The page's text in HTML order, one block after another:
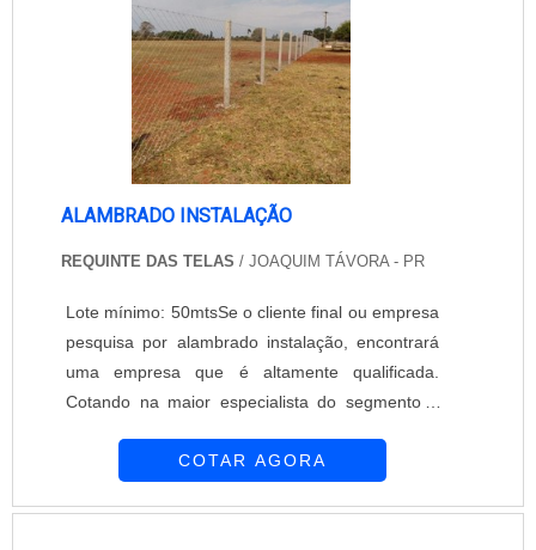
Tradição e confiabil....
ALAMBRADO INSTALAÇÃO
REQUINTE DAS TELAS / JOAQUIM TÁVORA - PR
Lote mínimo: 50mtsSe o cliente final ou empresa
pesquisa por alambrado instalação, encontrará
uma empresa que é altamente qualificada.
Cotando na maior especialista do segmento e
área de atuação.É importante lembrar que o
COTAR AGORA